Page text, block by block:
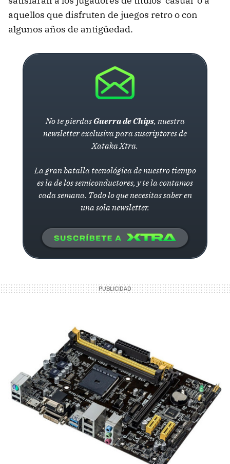
aquellos que disfruten de juegos retro o con
algunos años de antigüedad.
No te pierdasGuerra de Chips, nuestra
newsletter exclusiva para suscriptores de
Xataka Xtra.
La gran batalla tecnológica de nuestro tiempo
es la de los semiconductores, y te la contamos
cada semana. Todo lo que necesitas saber en
una sola newsletter.